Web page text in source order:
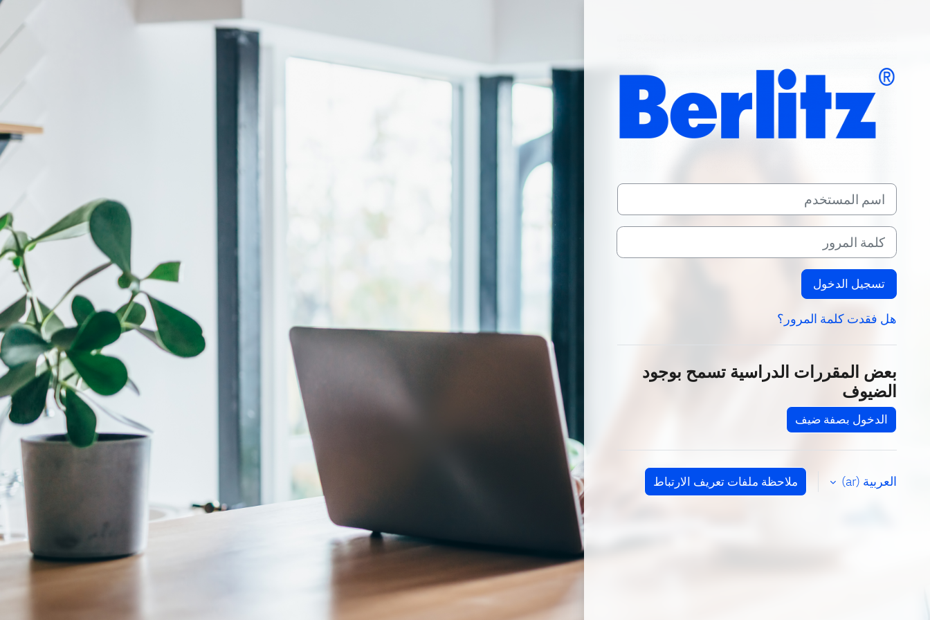
اسم المستخدم
كلمة المرور
تسجيل الدخول
هل فقدت كلمة المرور؟
بعض المقررات الدراسية تسمح بوجود
الضيوف
الدخول بصفة ضيف
العربية ‎(ar)‎ ملاحظة ملفات تعريف الارتباط